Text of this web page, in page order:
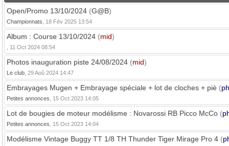
Open/Promo 13/10/2024 (G@B)
Championnats , 18 Fév 2025 13:54
Album : Course 13/10/2024 (mid)
, 11 Oct 2024 08:54
Photos inauguration piste 24/08/2024 (mid)
Le club , 29 Aoû 2024 14:47
Embrayages Mugen + Embrayage spéciale + lot de cloches + piè (
Petites annonces , 15 Oct 2023 14:05
Lot de bougies de moteur modélisme : Novarossi RB Picco McCo (
Petites annonces , 15 Oct 2023 14:04
Modélisme Vintage Buggy TT 1/8 TH Thunder Tiger Mirage Pro 4 (